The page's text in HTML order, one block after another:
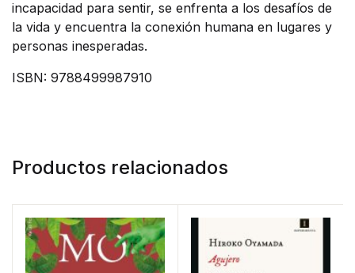
incapacidad para sentir, se enfrenta a los desafíos de
la vida y encuentra la conexión humana en lugares y
personas inesperadas.
ISBN: 9788499987910
Productos relacionados